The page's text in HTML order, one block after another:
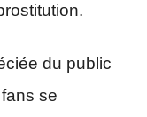
du public
se